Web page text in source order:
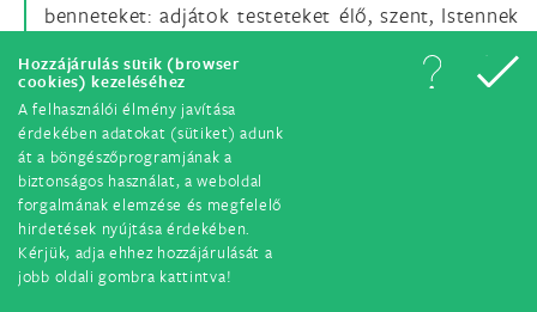
Hozzájárulás sütik (browser
cookies) kezeléséhez
A felhasználói élmény javítása
érdekében adatokat (sütiket) adunk
át a böngészőprogramjának a
biztonságos használat, a weboldal
forgalmának elemzése és megfelelő
hirdetések nyújtása érdekében.
Kérjük, adja ehhez hozzájárulását a
jobb oldali gombra kattintva!
benneteket: adjátok testeteket élő, szent, Istennek
(Róm 12,1). E szavakban szinte visszhangzanak a
messzeségből annak igéi, aki a világba lépve
emberré lett, és így szólt az Atyához: „emberi
testet alkottál nékem... íme, eljövök Istenem, hogy
teljesítsem akaratodat!” (Zsid 10,5; 7)
Mélyedjünk el tehát – megváltásunk jubileumi
évével kapcsolatban – Krisztus testének és lelkének